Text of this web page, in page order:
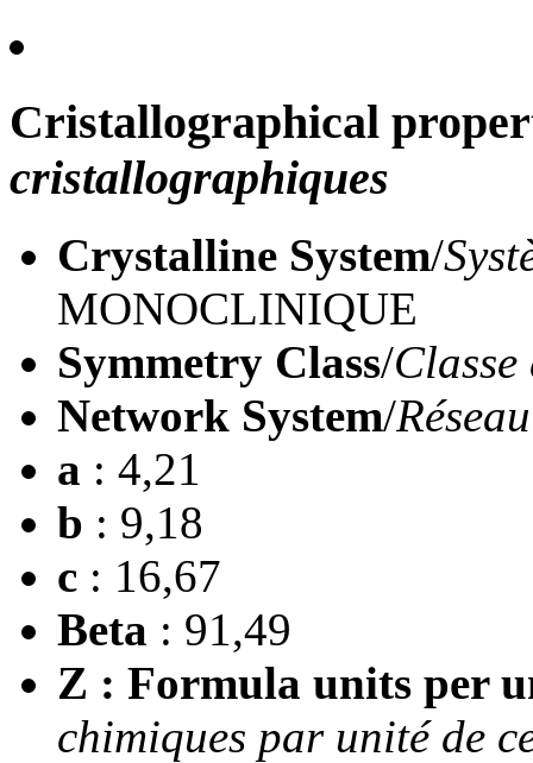
Cristallographical
cristallographiques
Crystalline System/
MONOCLINIQUE
Symmetry Class/Classe
Network System/
a : 4,21
b : 9,18
c : 16,67
Beta : 91,49
Z : Formula units per
chimiques par unité de